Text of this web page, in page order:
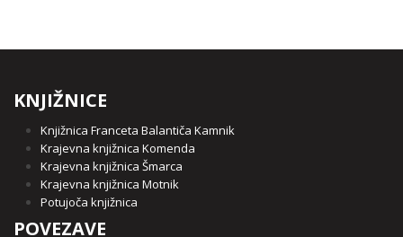
KNJIŽNICE
Knjižnica Franceta Balantiča Kamnik
Krajevna knjižnica Komenda
Krajevna knjižnica Šmarca
Krajevna knjižnica Motnik
Potujoča knjižnica
POVEZAVE